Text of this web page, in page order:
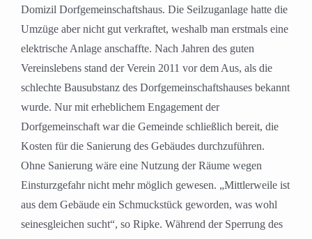
Domizil Dorfgemeinschaftshaus. Die Seilzuganlage hatte die
Umzüge aber nicht gut verkraftet, weshalb man erstmals eine
elektrische Anlage anschaffte. Nach Jahren des guten
Vereinslebens stand der Verein 2011 vor dem Aus, als die
schlechte Bausubstanz des Dorfgemeinschaftshauses bekannt
wurde. Nur mit erheblichem Engagement der
Dorfgemeinschaft war die Gemeinde schließlich bereit, die
Kosten für die Sanierung des Gebäudes durchzuführen.
Ohne Sanierung wäre eine Nutzung der Räume wegen
Einsturzgefahr nicht mehr möglich gewesen. „Mittlerweile ist
aus dem Gebäude ein Schmuckstück geworden, was wohl
seinesgleichen sucht“, so Ripke. Während der Sperrung des